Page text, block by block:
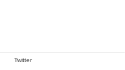
Twitter